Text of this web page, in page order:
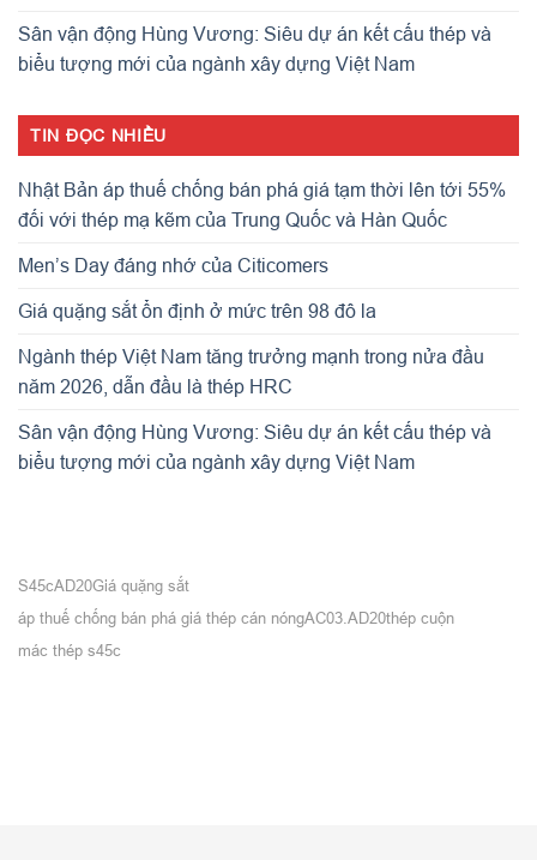
Sân vận động Hùng Vương: Siêu dự án kết cấu thép và
biểu tượng mới của ngành xây dựng Việt Nam
TIN ĐỌC NHIỀU
Nhật Bản áp thuế chống bán phá giá tạm thời lên tới 55%
đối với thép mạ kẽm của Trung Quốc và Hàn Quốc
Men’s Day đáng nhớ của Citicomers
Giá quặng sắt ổn định ở mức trên 98 đô la
Ngành thép Việt Nam tăng trưởng mạnh trong nửa đầu
năm 2026, dẫn đầu là thép HRC
Sân vận động Hùng Vương: Siêu dự án kết cấu thép và
biểu tượng mới của ngành xây dựng Việt Nam
S45cAD20Giá quặng sắt
áp thuế chống bán phá giá thép cán nóngAC03.AD20thép cuộn
mác thép s45c